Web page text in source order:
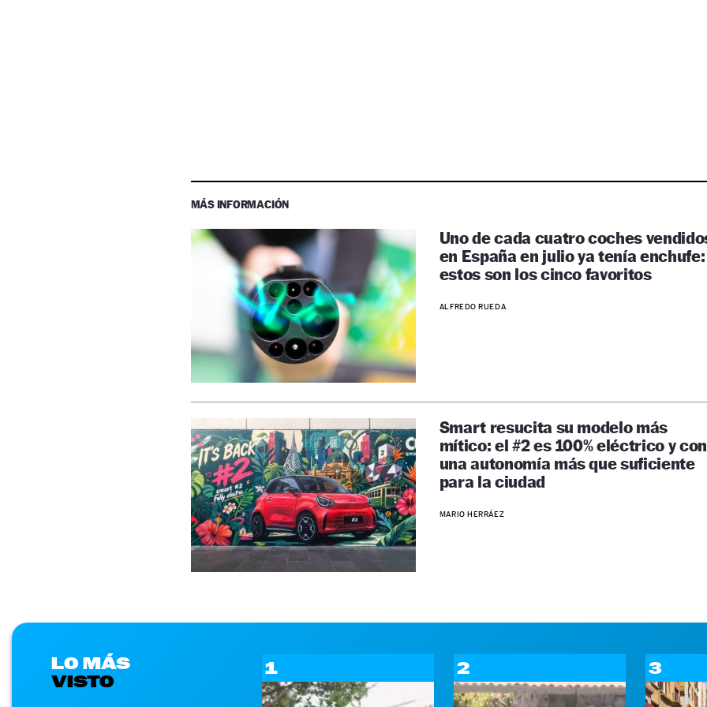
MÁS INFORMACIÓN
Uno de cada cuatro coches
en España en julio ya tenía enchufe:
estos son los cinco favoritos
ALFREDO RUEDA
Smart resucita su modelo más
mítico: el #2 es 100% eléctrico y con
una autonomía más que suficiente
para la ciudad
MARIO HERRÁEZ
LO MÁS
VISTO
1 2 3